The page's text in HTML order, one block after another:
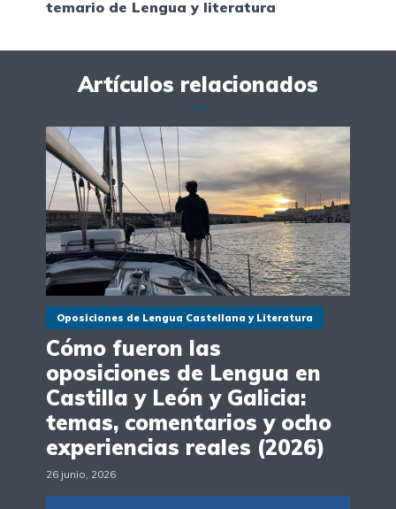
temario de Lengua y literatura
Artículos relacionados
Oposiciones de Lengua Castellana y Literatura
Cómo fueron las
oposiciones de Lengua en
Castilla y León y Galicia:
temas, comentarios y ocho
experiencias reales (2026)
26 junio, 2026